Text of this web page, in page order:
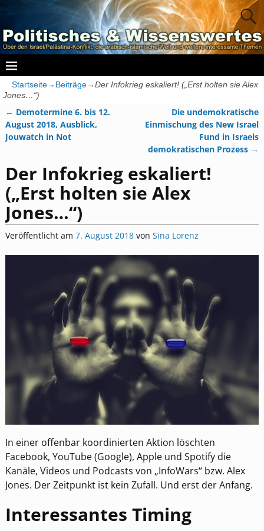
Startseite→ Beiträge→Der Infokrieg eskaliert! („Erst holten sie Alex
Jones…“)
Artikelnavigation
← Demotermine 6. bis 12.
August 2018, Ausblick,
Jouwatch in Not
Die undemokratische
Einmischung des New Israel
Fund in Israels
demokratischen Prozess →
Der Infokrieg eskaliert!
(„Erst holten sie Alex
Jones…“)
Veröffentlicht am 7. August 2018 von Sina Lorenz
In einer offenbar koordinierten Aktion löschten
Facebook, YouTube (Google), Apple und Spotify die
Kanäle, Videos und Podcasts von „InfoWars“ bzw. Alex
Jones. Der Zeitpunkt ist kein Zufall. Und erst der Anfang.
Interessantes Timing